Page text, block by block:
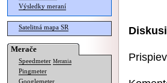
Výsledky meraní
Satelitná mapa SR
Merače
Speedmeter Merania
Pingmeter
Googlemeter